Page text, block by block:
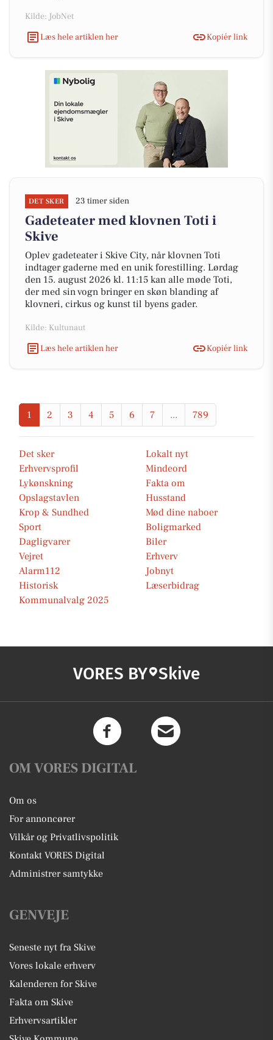
Kilde: JobNet
Læs hele artiklen her
Kopiér link
DET SKER 23 timer siden
Gadeteater med klovnen Toti i
Skive
Oplev gadeteater i Skive City, når klovnen Toti
indtager gaderne med en unik forestilling. Lørdag
den 15. august 2026 kl. 11:15 kan alle møde Toti,
der med sin vogn bringer en skøn blanding af
klovneri, cirkus og kunst til byens gader.
Kilde: Kultunaut
Læs hele artiklen her
Kopiér link
1 2 3 4 5 6 7 ... 789
Det sker
Lokalt nyt
Erhvervsprofil
Mindeord
Lykønskning
Fakta om
Opslagstavlen
Husstand
Krop & Sundhed
Mød dine naboer
Sport
Boligmarked
Dagligvarer
Biler
Vejret
Erhverv
Alarm112
Jobnyt
Historisk
Læserbidrag
Kommunalvalg 2025
VORES BY Skive
OM VORES DIGITAL
Om os
For annoncører
Vilkår og Privatlivspolitik
Kontakt VORES Digital
Administrer samtykke
GENVEJE
Seneste nyt fra Skive
Vores lokale erhverv
Kalenderen for Skive
Fakta om Skive
Erhvervsartikler